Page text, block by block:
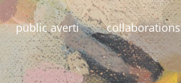
public averti collaborations